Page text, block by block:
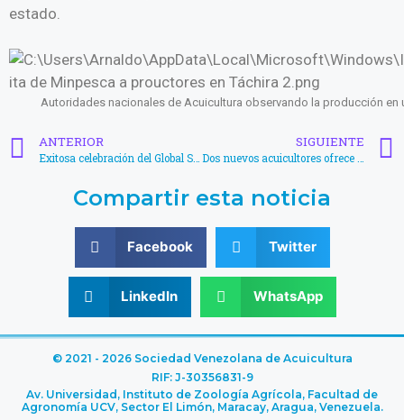
estado.
Autoridades nacionales de Acuicultura observando la producción en
ANTERIOR SIGUIENTE
Compartir esta noticia
Facebook Twitter
LinkedIn WhatsApp
© 2021 - 2026 Sociedad Venezolana de Acuicultura
RIF: J-30356831-9
Av. Universidad, Instituto de Zoología Agrícola, Facultad de
Agronomía UCV, Sector El Limón, Maracay, Aragua, Venezuela.